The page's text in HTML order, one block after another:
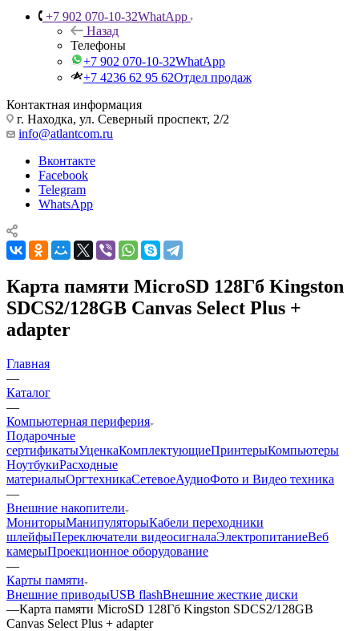
+7 902 070-10-32WhatApp
Назад
Телефоны
+7 902 070-10-32WhatApp
+7 4236 62 95 62Отдел продаж
Контактная информация
г. Находка, ул. Северный проспект, 2/2
info@atlantcom.ru
Вконтакте
Facebook
Telegram
WhatsApp
Карта памяти MicroSD 128Гб Kingston
SDCS2/128GB Canvas Select Plus +
adapter
Главная
—
Каталог
—
Компьютерная периферия
Подарочные
сертификатыУценкаКомплектующиеПринтерыКомпьютеры
НоутбукиРасходные
материалыОргтехникаСетевоеАудиоФото и Видео техника
—
Внешние накопители
МониторыМанипуляторыКабели переходники
шлейфыПереключатели видеосигналаЭлектропитаниеВеб
камерыПроекционное оборудование
—
Карты памяти
Внешние приводыUSB flashВнешние жесткие диски
—Карта памяти MicroSD 128Гб Kingston SDCS2/128GB
Canvas Select Plus + adapter